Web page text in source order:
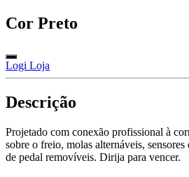
Cor Preto
Logi Loja
Descrição
Projetado com conexão profissional à
sobre o freio, molas alternáveis,
de pedal removíveis. Dirija para vencer.